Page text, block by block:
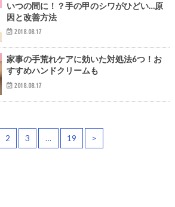
いつの間に！？手の甲のシワがひどい…原
因と改善方法
2018.08.17
家事の手荒れケアに効いた対処法6つ！お
すすめハンドクリームも
2018.08.17
2 3 … 19 >